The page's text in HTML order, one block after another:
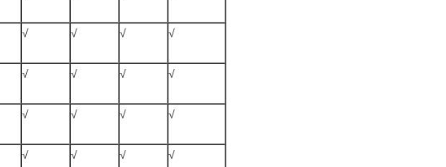
√ √ √ √
√ √ √ √
√ √ √ √
√ √ √ √